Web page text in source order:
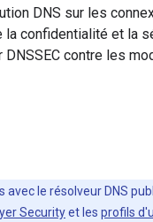
DNS sur les
la confidentialité et la
contre les
le résolveur DNS
Securityet les profils